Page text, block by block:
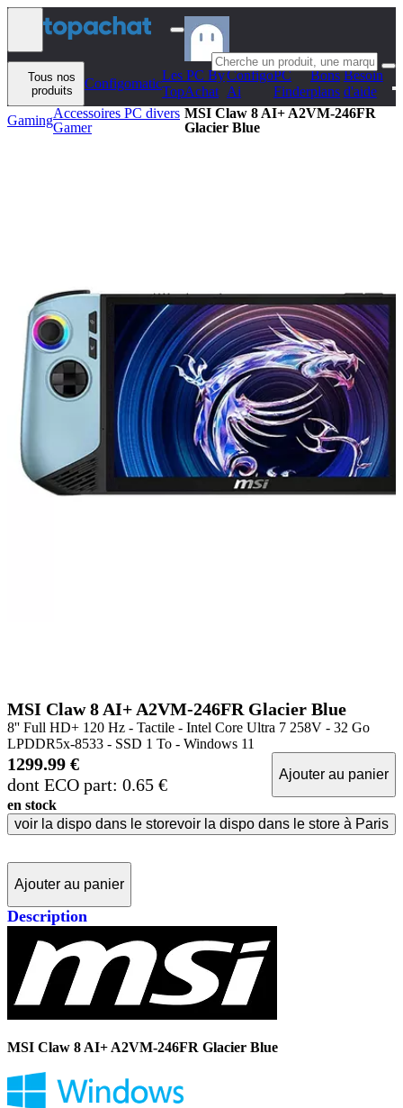
Aller au contenu
Tous nos
produits
Configomatic
Les PC By
TopAchat
Configo
Ai
PC
Finder
Bons
plans
Besoin
d'aide
GamingAccessoires PC divers
Gamer
MSI Claw 8 AI+ A2VM-246FR
Glacier Blue
MSI Claw 8 AI+ A2VM-246FR Glacier Blue
8'' Full HD+ 120 Hz - Tactile - Intel Core Ultra 7 258V - 32 Go
LPDDR5x-8533 - SSD 1 To - Windows 11
1299.99 €
dont ECO part: 0.65 €
Ajouter au panier
en stock
voir la dispo dans le storevoir la dispo dans le store à Paris
Ajouter au panier
Description
MSI Claw 8 AI+ A2VM-246FR Glacier Blue